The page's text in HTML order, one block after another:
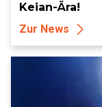
Keian-Ära!
Zur News